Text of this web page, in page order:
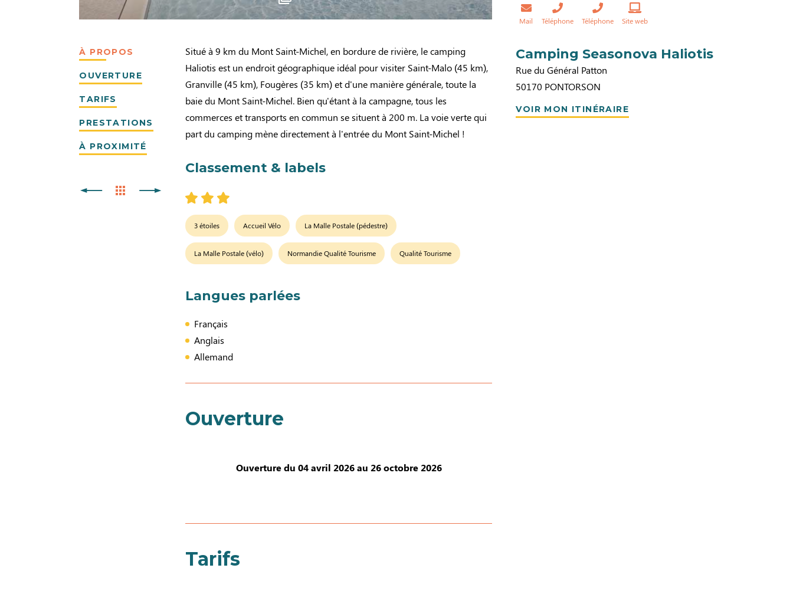
À PROPOS
OUVERTURE
TARIFS
PRESTATIONS
À PROXIMITÉ
Situé à 9 km du Mont Saint-Michel, en bordure de rivière, le camping
Haliotis est un endroit géographique idéal pour visiter Saint-Malo (45 km),
Granville (45 km), Fougères (35 km) et d'une manière générale, toute la
baie du Mont Saint-Michel. Bien qu'étant à la campagne, tous les
commerces et transports en commun se situent à 200 m. La voie verte qui
part du camping mène directement à l'entrée du Mont Saint-Michel !
Classement & labels
3 étoiles Accueil Vélo La Malle Postale (pédestre)
La Malle Postale (vélo) Normandie Qualité Tourisme Qualité Tourisme
Langues parlées
Français
Anglais
Allemand
Ouverture
Ouverture du 04 avril 2026 au 26 octobre 2026
Tarifs
Mail Téléphone Téléphone Site web
Camping Seasonova Haliotis
Rue du Général Patton
50170 PONTORSON
VOIR MON ITINÉRAIRE